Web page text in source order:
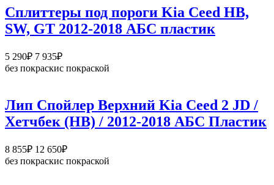
25
806₽
Сплиттеры под пороги Kia Ceed HB,
SW, GT 2012-2018 АБС пластик
5 290₽ 7 935₽Диапазон
цен:
–
7
935₽
без покраскис покраской
Лип Спойлер Верхний Kia Ceed 2 JD /
Хетчбек (HB) / 2012-2018 АБС Пластик
8 855₽ 12 650₽Диапазон
цен:
без покраскис покраской